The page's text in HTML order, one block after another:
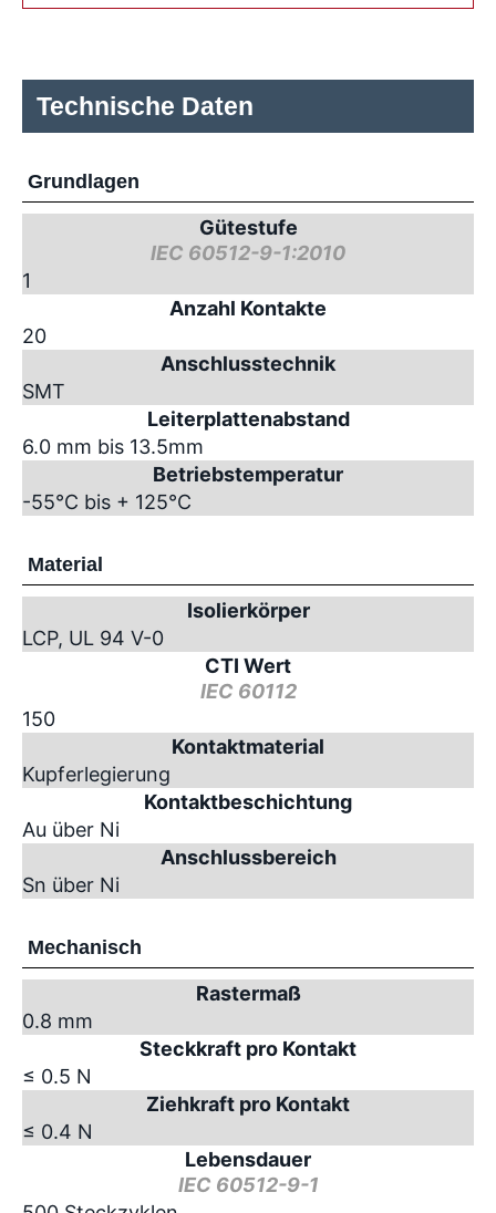
Technische Daten
Grundlagen
Gütestufe
IEC 60512-9-1:2010
1
Anzahl Kontakte
20
Anschlusstechnik
SMT
Leiterplattenabstand
6.0 mm bis 13.5mm
Betriebstemperatur
-55°C bis + 125°C
Material
Isolierkörper
LCP, UL 94 V-0
CTI Wert
IEC 60112
150
Kontaktmaterial
Kupferlegierung
Kontaktbeschichtung
Au über Ni
Anschlussbereich
Sn über Ni
Mechanisch
Rastermaß
0.8 mm
Steckkraft pro Kontakt
≤ 0.5 N
Ziehkraft pro Kontakt
≤ 0.4 N
Lebensdauer
IEC 60512-9-1